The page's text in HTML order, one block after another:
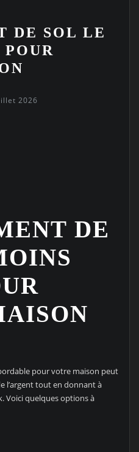
DE SOL LE
2026
DE
pour votre maison peut
l’argent tout en donnant à
Voici quelques options à